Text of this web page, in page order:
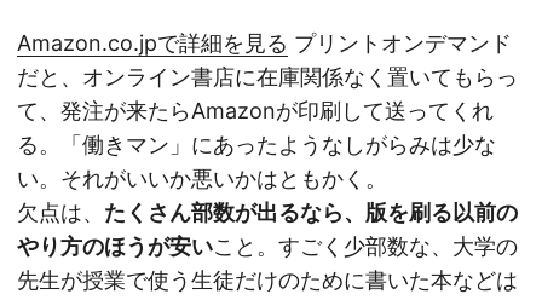
Amazon.co.jpで詳細を見る プリントオンデマンド
だと、オンライン書店に在庫関係なく置いてもらっ
て、発注が来たらAmazonが印刷して送ってくれ
る。「働きマン」にあったようなしがらみは少な
い。それがいいか悪いかはともかく。
欠点は、 たくさん部数が出るなら、版を刷る以前の
やり方のほうが安いこと。すごく少部数な、大学の
先生が授業で使う生徒だけのために書いた本などは